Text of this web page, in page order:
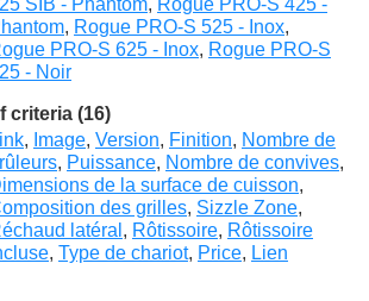
SIB - Phantom, Rogue PRO-S 425 -
, Rogue PRO-S 525 - Inox,
PRO-S 625 - Inox, Rogue PRO-S
- Noir
criteria (16)
, Image, Version, Finition, Nombre de
, Puissance, Nombre de convives,
de la surface de cuisson,
des grilles, Sizzle Zone,
latéral , Rôtissoire, Rôtissoire
, Type de chariot, Price, Lien